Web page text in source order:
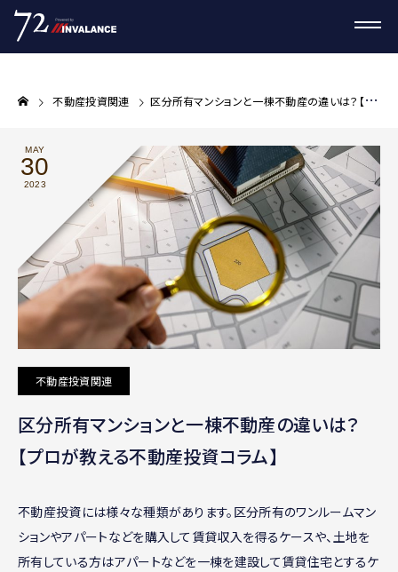
不動産投資関連 区分所有マンションと一棟不動産の違いは？【プロが教える不動産投資コラム】
MAY
30
2023
不動産投資関連
区分所有マンションと一棟不動産の違いは？
【プロが教える不動産投資コラム】
不動産投資には様々な種類があります。区分所有のワンルームマン
ションやアパートなどを購入して賃貸収入を得るケースや、土地を
所有している方はアパートなどを一棟を建設して賃貸住宅とするケ